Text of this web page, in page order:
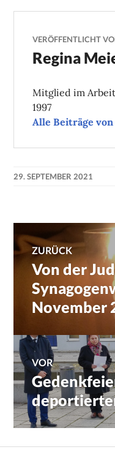
VERÖFFENTLICHT
Regina
Mitglied im
1997
Alle Beiträge
29. SEPTEMBER 2021
ZURÜCK
Previous
post:
Von der
November
VOR
Next
post: